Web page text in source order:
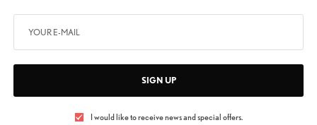
SIGN UP
I would like to receive news and special offers.